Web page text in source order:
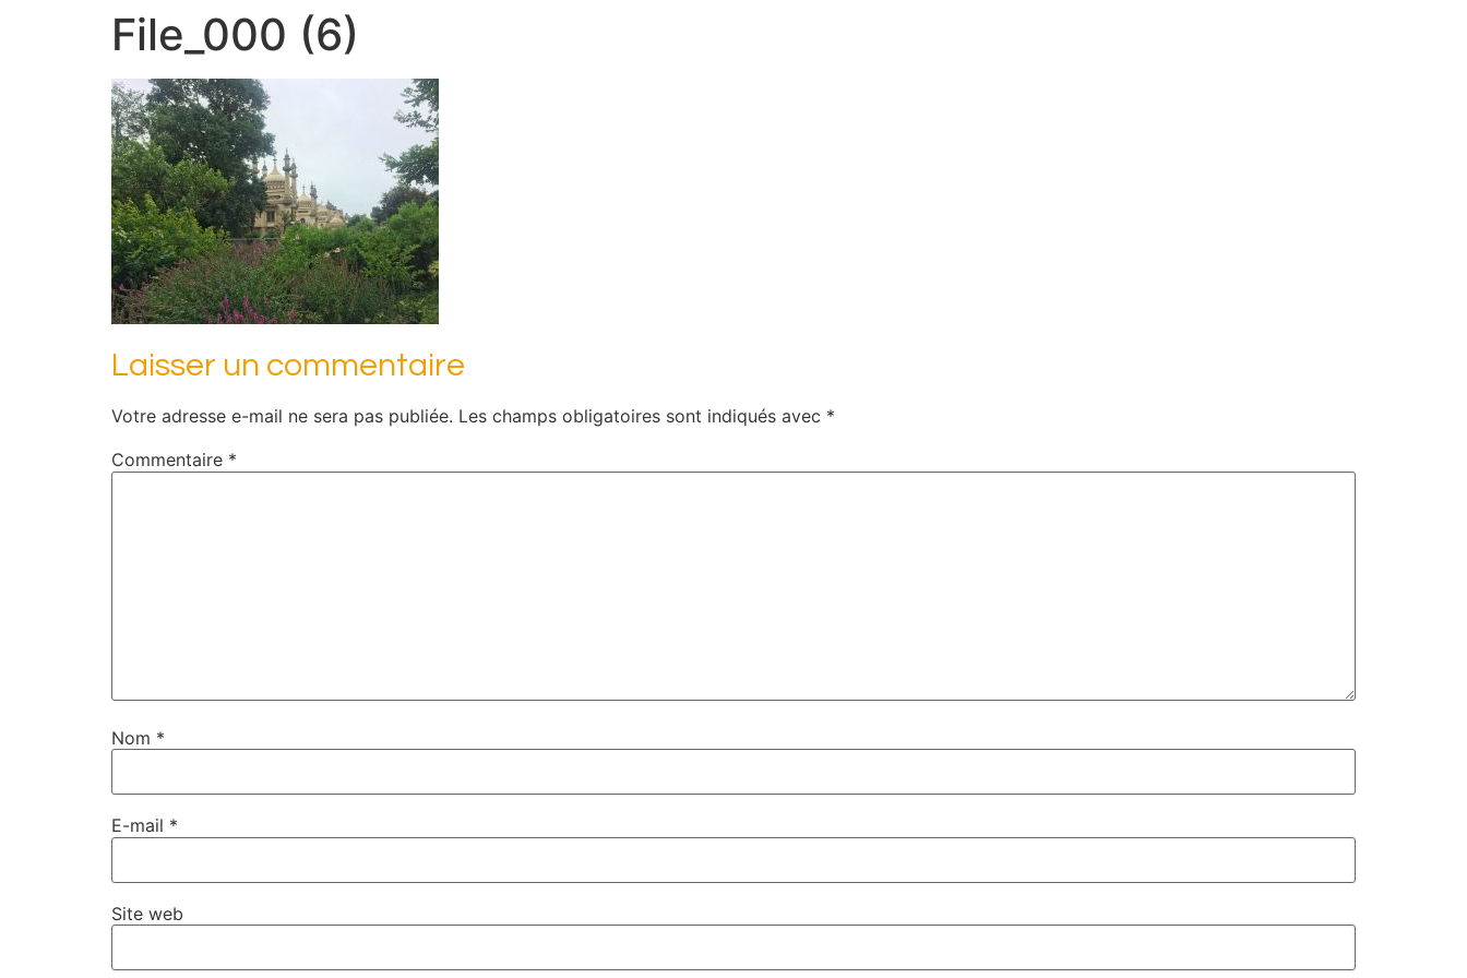
File_000 (6)
Laisser un commentaire
Votre adresse e-mail ne sera pas publiée. Les champs obligatoires sont indiqués avec *
Commentaire *
Nom *
E-mail *
Site web